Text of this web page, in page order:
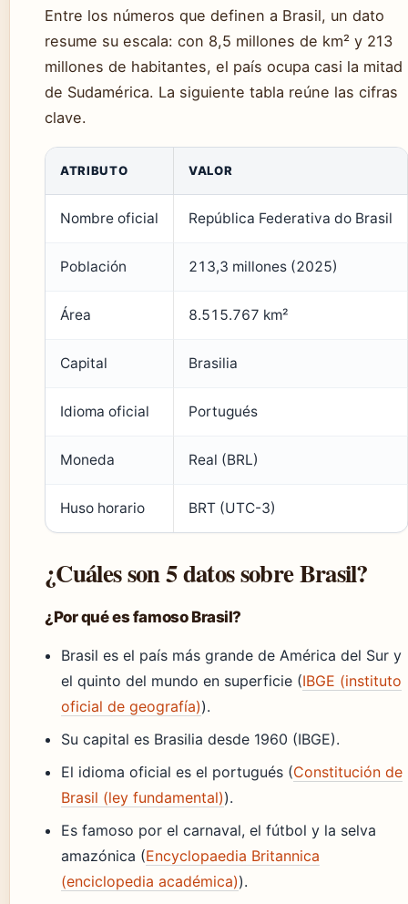
Entre los números que definen a Brasil, un dato
resume su escala: con 8,5 millones de km² y 213
millones de habitantes, el país ocupa casi la mitad
de Sudamérica. La siguiente tabla reúne las cifras
clave.
ATRIBUTO VALOR
Nombre oficial República Federativa do Brasil
Población 213,3 millones (2025)
Área 8.515.767 km²
Capital Brasilia
Idioma oficial Portugués
Moneda Real (BRL)
Huso horario BRT (UTC-3)
¿Cuáles son 5 datos sobre Brasil?
¿Por qué es famoso Brasil?
Brasil es el país más grande de América del Sur y
el quinto del mundo en superficie (IBGE (instituto
oficial de geografía)).
Su capital es Brasilia desde 1960 (IBGE).
El idioma oficial es el portugués (Constitución de
Brasil (ley fundamental)).
Es famoso por el carnaval, el fútbol y la selva
amazónica (Encyclopaedia Britannica
(enciclopedia académica)).